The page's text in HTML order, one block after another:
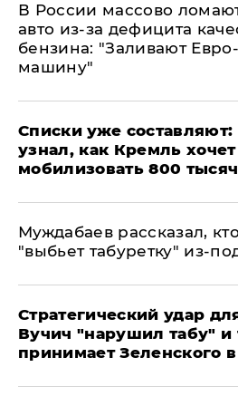
В России массово
авто из-за дефицита
бензина: "Заливают
машину"
Списки уже
узнал, как Кремль хочет
мобилизовать 800
Муждабаев рассказал,
"выбьет табуретку" из-
Стратегический удар
Вучич "нарушил табу" и
принимает Зеленского